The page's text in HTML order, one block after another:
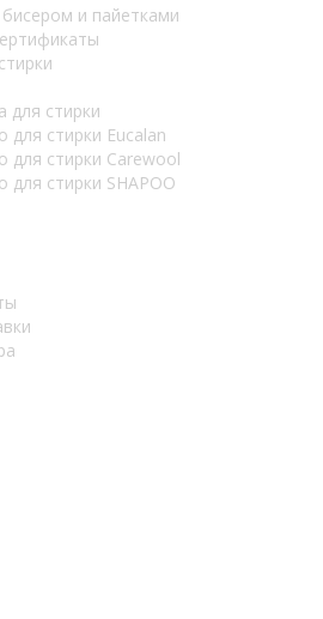
и пайетками
для стирки
для стирки Eucalan
для стирки Carewool
для стирки SHAPOO